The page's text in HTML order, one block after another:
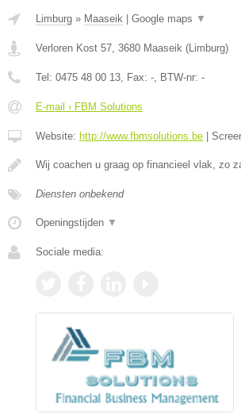
Limburg » Maaseik Google maps ▼
Verloren Kost 57, 3680 Maaseik (Limburg)
Tel: 0475 48 00 13, Fax: -, BTW-nr: -
E-mail › FBM Solutions
Website: http://www.fbmsolutions.be
Wij coachen u graag op financieel vlak, zo
Diensten onbekend
Openingstijden ▼
Sociale media: